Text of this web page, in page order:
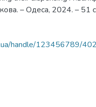
– Одеса, 2024. – 51
handle/123456789/